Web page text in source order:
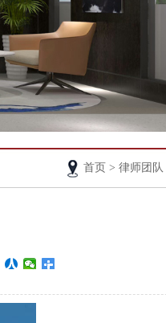
首页 > 律师团队